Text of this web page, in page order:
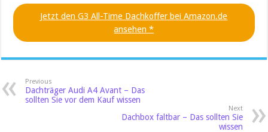
Jetzt den G3 All-Time Dachkoffer bei Amazon.de
ansehen *
Previous
Dachträger Audi A4 Avant – Das
sollten Sie vor dem Kauf wissen
Next
Dachbox faltbar – Das sollten Sie
wissen